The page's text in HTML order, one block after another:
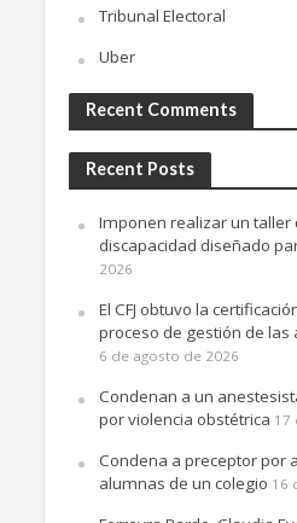
Tribunal Electoral
Uber
Recent Comments
Recent Posts
Imponen realizar un taller
discapacidad diseñado
2026
El CFJ obtuvo la
proceso de gestión de las
6 de agosto de 2026
Condenan a un
por violencia obstétrica 17
Condena a preceptor por
alumnas de un colegio 16